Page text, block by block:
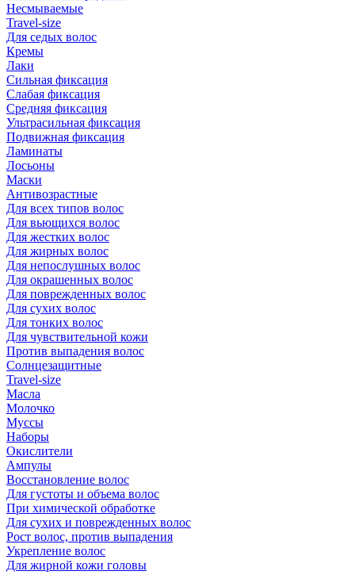
Несмываемые
Travel-size
Для седых волос
Кремы
Лаки
Сильная фиксация
Слабая фиксация
Средняя фиксация
Ультрасильная фиксация
Подвижная фиксация
Ламинаты
Лосьоны
Маски
Антивозрастные
Для всех типов волос
Для вьющихся волос
Для жестких волос
Для жирных волос
Для непослушных волос
Для окрашенных волос
Для поврежденных волос
Для сухих волос
Для тонких волос
Для чувствительной кожи
Против выпадения волос
Солнцезащитные
Travel-size
Масла
Молочко
Муссы
Наборы
Окислители
Ампулы
Восстановление волос
Для густоты и объема волос
При химической обработке
Для сухих и поврежденных волос
Рост волос, против выпадения
Укрепление волос
Для жирной кожи головы